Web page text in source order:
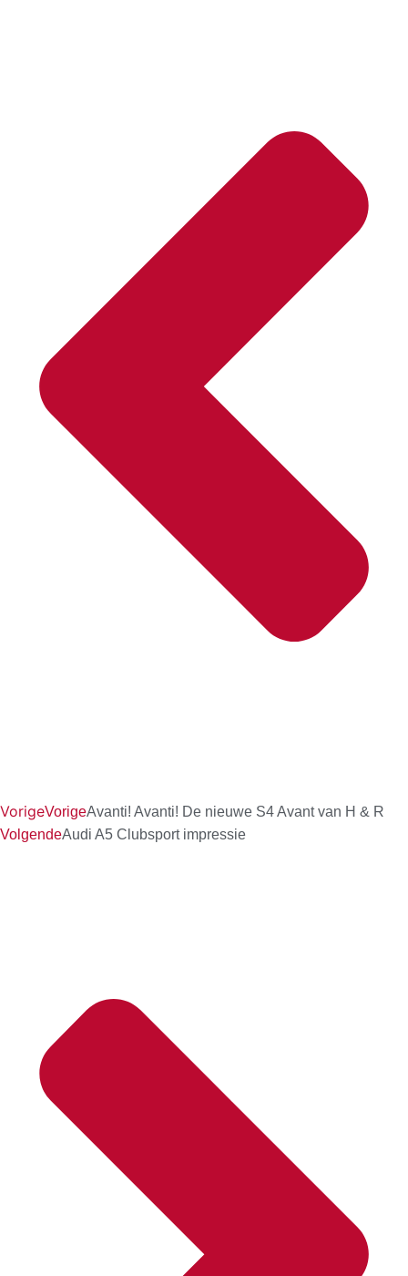
VorigeVorigeAvanti! Avanti! De nieuwe S4 Avant van H & R
VolgendeAudi A5 Clubsport impressie